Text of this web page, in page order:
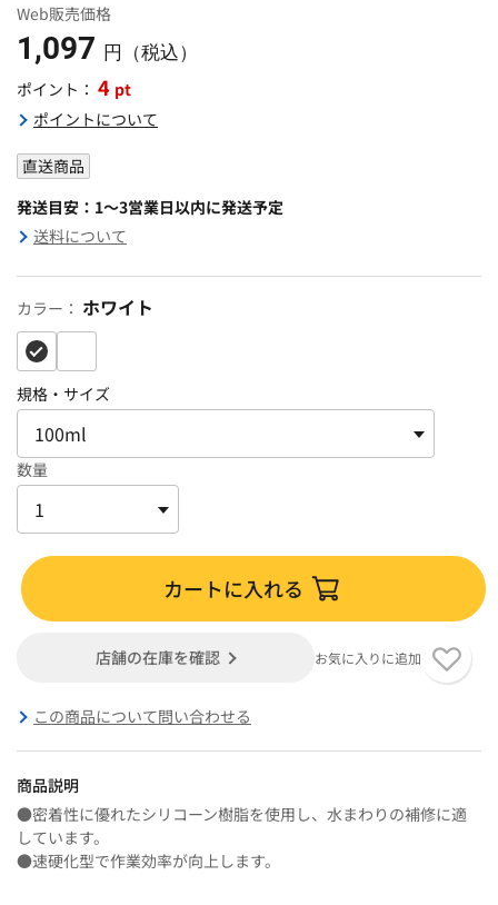
Web販売価格
1,097 円（税込）
ポイント： 4 pt
ポイントについて
直送商品
発送目安：1～3営業日以内に発送予定
送料について
カラー： ホワイト
規格・サイズ
数量
カートに入れる
店舗の在庫を確認 お気に入りに追加
この商品について問い合わせる
商品説明
●密着性に優れたシリコーン樹脂を使用し、水まわりの補修に適
しています。
●速硬化型で作業効率が向上します。